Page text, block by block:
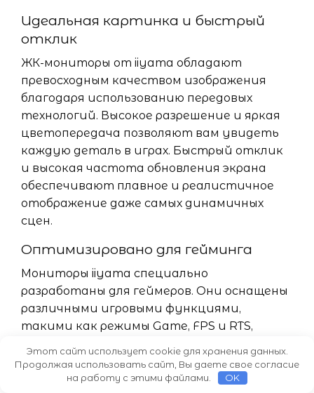
Идеальная картинка и быстрый
отклик
ЖК-мониторы от iiyama обладают
превосходным качеством изображения
благодаря использованию передовых
технологий. Высокое разрешение и яркая
цветопередача позволяют вам увидеть
каждую деталь в играх. Быстрый отклик
и высокая частота обновления экрана
обеспечивают плавное и реалистичное
отображение даже самых динамичных
сцен.
Оптимизировано для гейминга
Мониторы iiyama специально
разработаны для геймеров. Они оснащены
различными игровыми функциями,
такими как режимы Game, FPS и RTS,
улучшают видимость в играх разных
жанров. Также мониторы iiyama
Этот сайт использует cookie для хранения данных.
Продолжая использовать сайт, Вы даете свое согласие
на работу с этими файлами.
OK